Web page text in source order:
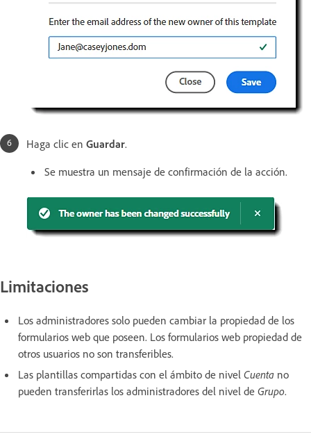
Haga clic en Guardar.
Se muestra un mensaje de confirmación de la acción.
Limitaciones
Los administradores solo pueden cambiar la propiedad de los
formularios web que poseen. Los formularios web propiedad de
otros usuarios no son transferibles.
Las plantillas compartidas con el ámbito de nivel Cuenta no
pueden transferirlas los administradores del nivel de Grupo.